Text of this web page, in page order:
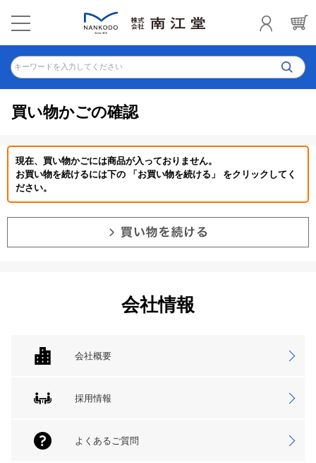
キーワードを入力してください
買い物かごの確認
現在、買い物かごには商品が入っておりません。
お買い物を続けるには下の 「お買い物を続ける」 をクリックしてく
ださい。
会社情報
会社概要
採用情報
よくあるご質問